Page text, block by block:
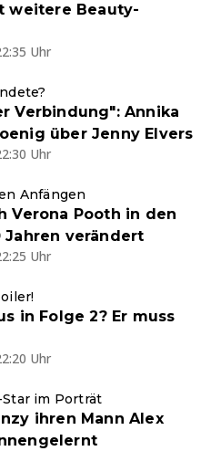
weitere Beauty-
Uhr
Verbindung": Annika
über Jenny Elvers
Uhr
Anfängen
Verona Pooth in den
Jahren verändert
Uhr
in Folge 2? Er muss
Uhr
im Porträt
ihren Mann Alex